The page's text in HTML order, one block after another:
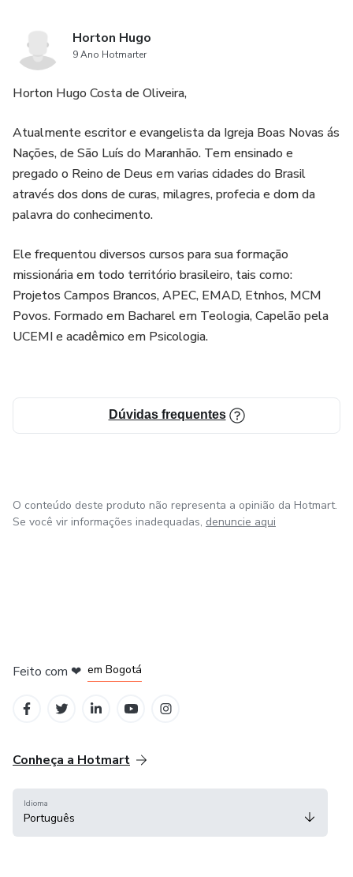
Horton Hugo
9 Ano Hotmarter
Horton Hugo Costa de Oliveira,
Atualmente escritor e evangelista da Igreja Boas Novas ás
Nações, de São Luís do Maranhão. Tem ensinado e
pregado o Reino de Deus em varias cidades do Brasil
através dos dons de curas, milagres, profecia e dom da
palavra do conhecimento.
Ele frequentou diversos cursos para sua formação
missionária em todo território brasileiro, tais como:
Projetos Campos Brancos, APEC, EMAD, Etnhos, MCM
Povos. Formado em Bacharel em Teologia, Capelão pela
UCEMI e acadêmico em Psicologia.
Dúvidas frequentes
O conteúdo deste produto não representa a opinião da Hotmart.
Se você vir informações inadequadas, denuncie aqui
Feito com ❤ em Bogotá
Conheça a Hotmart
Idioma
Português